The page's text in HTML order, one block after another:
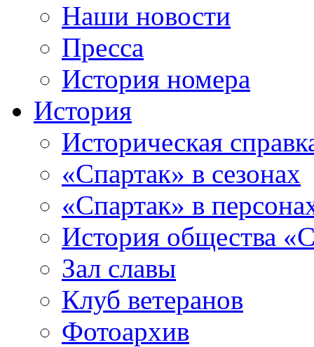
Наши новости
Пресса
История номера
История
Историческая
«Спартак» в сезонах
«Спартак» в
История общества
Зал славы
Клуб ветеранов
Фотоархив